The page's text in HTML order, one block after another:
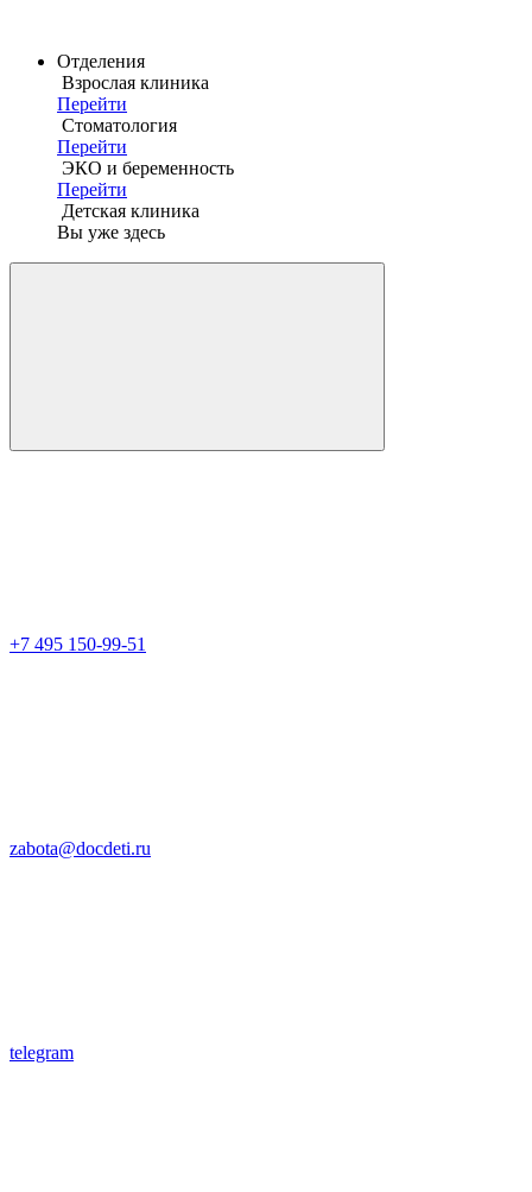
Отделения
Взрослая клиника
Перейти
Стоматология
Перейти
ЭКО и беременность
Перейти
Детская клиника
Вы уже здесь
+7 495 150-99-51
zabota@docdeti.ru
telegram